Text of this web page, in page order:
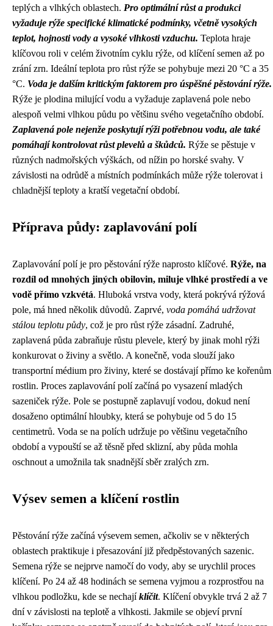
teplých a vlhkých oblastech. Pro optimální růst a produkci
vyžaduje rýže specifické klimatické podmínky, včetně vysokých
teplot, hojnosti vody a vysoké vlhkosti vzduchu. Teplota hraje
klíčovou roli v celém životním cyklu rýže, od klíčení semen až po
zrání zrn. Ideální teplota pro růst rýže se pohybuje mezi 20 °C a 35
°C. Voda je dalším kritickým faktorem pro úspěšné pěstování rýže.
Rýže je plodina milující vodu a vyžaduje zaplavená pole nebo
alespoň velmi vlhkou půdu po většinu svého vegetačního období.
Zaplavená pole nejenže poskytují rýži potřebnou vodu, ale také
pomáhají kontrolovat růst plevelů a škůdců. Rýže se pěstuje v
různých nadmořských výškách, od nížin po horské svahy. V
závislosti na odrůdě a místních podmínkách může rýže tolerovat i
chladnější teploty a kratší vegetační období.
Příprava půdy: zaplavování polí
Zaplavování polí je pro pěstování rýže naprosto klíčové. Rýže, na
rozdíl od mnohých jiných obilovin, miluje vlhké prostředí a ve
vodě přímo vzkvétá. Hluboká vrstva vody, která pokrývá rýžová
pole, má hned několik důvodů. Zaprvé, voda pomáhá udržovat
stálou teplotu půdy, což je pro růst rýže zásadní. Zadruhé,
zaplavená půda zabraňuje růstu plevele, který by jinak mohl rýži
konkurovat o živiny a světlo. A konečně, voda slouží jako
transportní médium pro živiny, které se dostávají přímo ke kořenům
rostlin. Proces zaplavování polí začíná po vysazení mladých
sazeniček rýže. Pole se postupně zaplavují vodou, dokud není
dosaženo optimální hloubky, která se pohybuje od 5 do 15
centimetrů. Voda se na polích udržuje po většinu vegetačního
období a vypouští se až těsně před sklizní, aby půda mohla
oschnout a umožnila tak snadnější sběr zralých zrn.
Výsev semen a klíčení rostlin
Pěstování rýže začíná výsevem semen, ačkoliv se v některých
oblastech praktikuje i přesazování již předpěstovaných sazenic.
Semena rýže se nejprve namočí do vody, aby se urychlil proces
klíčení. Po 24 až 48 hodinách se semena vyjmou a rozprostřou na
vlhkou podložku, kde se nechajíklíčit. Klíčení obvykle trvá 2 až 7
dní v závislosti na teplotě a vlhkosti. Jakmile se objeví první